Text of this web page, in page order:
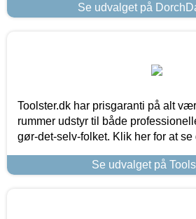
Se udvalget på
Toolster.dk har prisgaranti på alt
rummer udstyr til både
gør-det-selv-folket. Klik her for at se
Se udvalget på